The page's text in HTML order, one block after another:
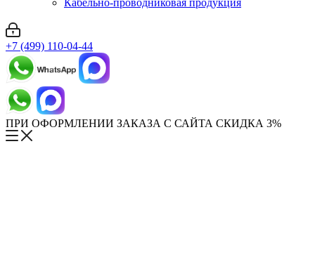
Кабельно-проводниковая продукция
+7 (499) 110-04-44
ПРИ ОФОРМЛЕНИИ ЗАКАЗА С САЙТА СКИДКА 3%